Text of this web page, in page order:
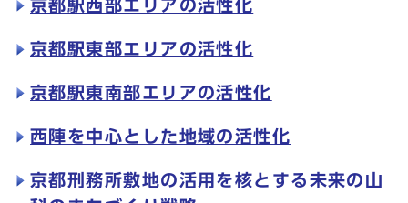
京都駅西部エリアの活性化
京都駅東部エリアの活性化
京都駅東南部エリアの活性化
西陣を中心とした地域の活性化
京都刑務所敷地の活用を核とする未来の山